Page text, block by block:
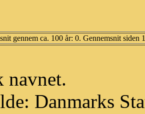
gennem ca. 100 år: 0. Gennemsnit siden
navnet.
Danmarks